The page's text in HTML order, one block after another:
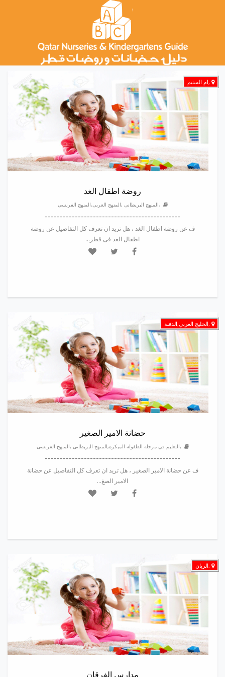
,ام السنيم
روضة اطفال الغد
,المنهج البريطانى ,المنهج العربى,المنهج الفرنسى
---------------------------------------------
ف عن روضة اطفال الغد ، هل تريد ان تعرف كل التفاصيل عن روضة
اطفال الغد فى قطر...
,الخليج الغربي,الدفنة
حضانة الامير الصغير
,التعليم في مرحلة الطفولة المبكرة,المنهج البريطانى ,المنهج الفرنسى
---------------------------------------------
ف عن حضانة الامير الصغير ، هل تريد ان تعرف كل التفاصيل عن حضانة
الامير الصغ...
,الريان
مدارس الفرقان